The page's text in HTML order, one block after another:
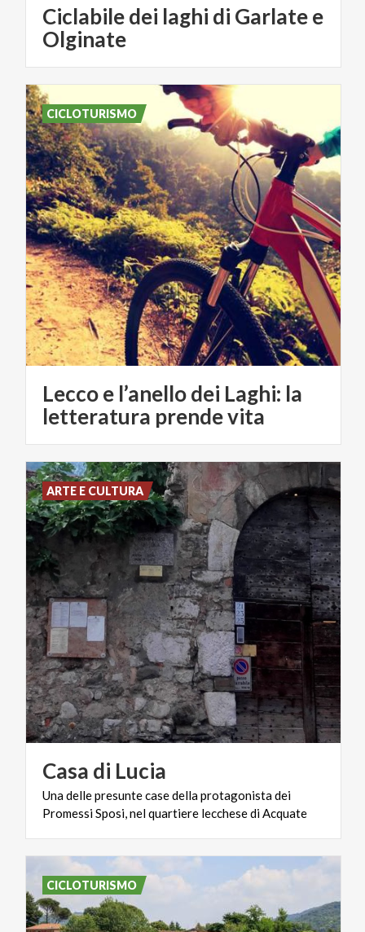
Ciclabile dei laghi di Garlate e
Olginate
Lecco e l’anello dei Laghi: la
letteratura prende vita
CICLOTURISMO
Casa di Lucia
Unadellepresuntecasedellaprotagonistadei
PromessiSposi,nelquartiere lecchesediAcquate
ARTE E CULTURA
CICLOTURISMO